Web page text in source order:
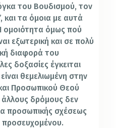
του Βουδισμού, τον
και τα όμοια με αυτά
ομοιότητα όμως πού
εξωτερική και σε πολύ
διαφορά του
δοξασίες έγκειται
θεμελιωμένη στην
Προσωπικού Θεού
άλλους δρόμους δεν
προσωπικής σχέσεως